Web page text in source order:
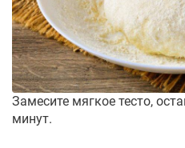
Замесите мягкое тесто,
минут.